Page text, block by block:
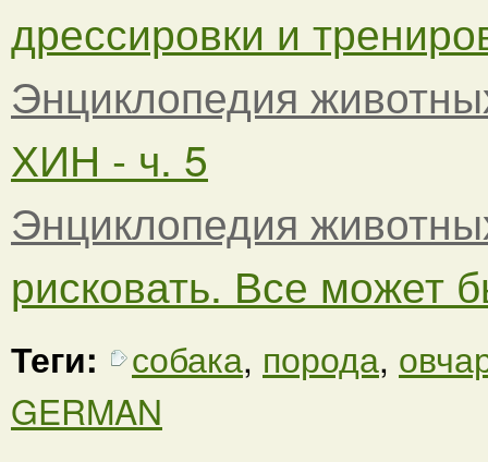
дрессировки и
Энциклопедия
ХИН - ч. 5
Энциклопедия
рисковать. Все может
Теги: собака, порода,
GERMAN